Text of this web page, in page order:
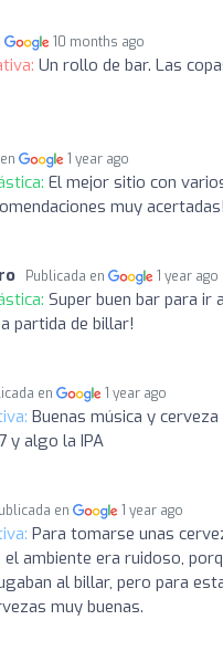
10 months ago
Un rollo de bar. Las
1 year ago
El mejor sitio con
muy
Publicada en 1 year ago
Super buen bar para ir
partida de billar!
en 1 year ago
Buenas música y
y algo la IPA
en 1 year ago
Para tomarse unas
ambiente era ruidoso,
al billar, pero para
muy buenas.